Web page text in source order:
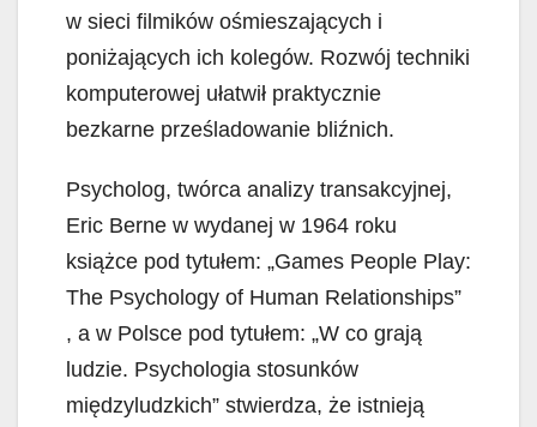
w sieci filmików ośmieszających i
poniżających ich kolegów. Rozwój techniki
komputerowej ułatwił praktycznie
bezkarne prześladowanie bliźnich.
Psycholog, twórca analizy transakcyjnej,
Eric Berne w wydanej w 1964 roku
książce pod tytułem: „Games People Play:
The Psychology of Human Relationships”
, a w Polsce pod tytułem: „W co grają
ludzie. Psychologia stosunków
międzyludzkich” stwierdza, że istnieją